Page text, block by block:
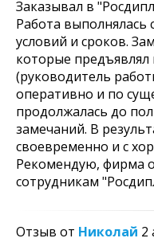
Заказывал в
Работа выполнялась
условий и сроков.
которые предъявлял
(руководитель
оперативно и по
продолжалась до
замечаний. В
своевременно и с
Рекомендую, фирма
сотрудникам
Отзыв от Николай 2